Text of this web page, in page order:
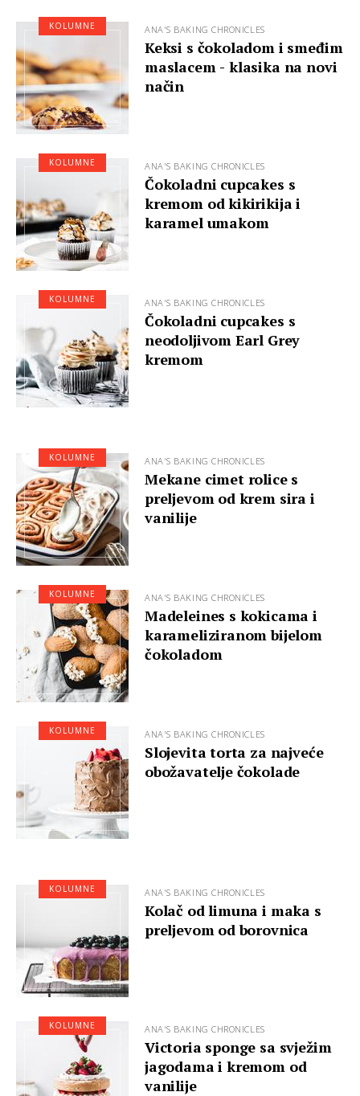
ANA'S BAKING CHRONICLES
Keksi s čokoladom i smeđim
maslacem - klasika na novi
način
KOLUMNE
ANA'S BAKING CHRONICLES
Čokoladni cupcakes s
kremom od kikirikija i
karamel umakom
KOLUMNE
ANA'S BAKING CHRONICLES
Čokoladni cupcakes s
neodoljivom Earl Grey
kremom
KOLUMNE
ANA'S BAKING CHRONICLES
Mekane cimet rolice s
preljevom od krem sira i
vanilije
KOLUMNE
ANA'S BAKING CHRONICLES
Madeleines s kokicama i
karameliziranom bijelom
čokoladom
KOLUMNE
ANA'S BAKING CHRONICLES
Slojevita torta za najveće
obožavatelje čokolade
KOLUMNE
ANA'S BAKING CHRONICLES
Kolač od limuna i maka s
preljevom od borovnica
KOLUMNE
ANA'S BAKING CHRONICLES
Victoria sponge sa svježim
jagodama i kremom od
vanilije
KOLUMNE